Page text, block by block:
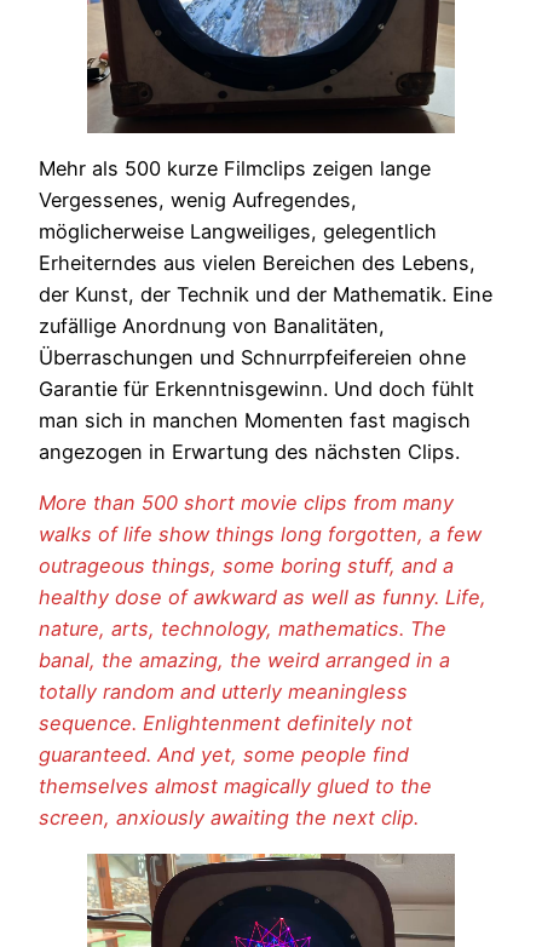
Mehr als 500 kurze Filmclips zeigen lange
Vergessenes, wenig Aufregendes,
möglicherweise Langweiliges, gelegentlich
Erheiterndes aus vielen Bereichen des Lebens,
der Kunst, der Technik und der Mathematik. Eine
zufällige Anordnung von Banalitäten,
Überraschungen und Schnurrpfeifereien ohne
Garantie für Erkenntnisgewinn. Und doch fühlt
man sich in manchen Momenten fast magisch
angezogen in Erwartung des nächsten Clips.
More than 500 short movie clips from many
walks of life show things long forgotten, a few
outrageous things, some boring stuff, and a
healthy dose of awkward as well as funny. Life,
nature, arts, technology, mathematics. The
banal, the amazing, the weird arranged in a
totally random and utterly meaningless
sequence. Enlightenment definitely not
guaranteed. And yet, some people find
themselves almost magically glued to the
screen, anxiously awaiting the next clip.